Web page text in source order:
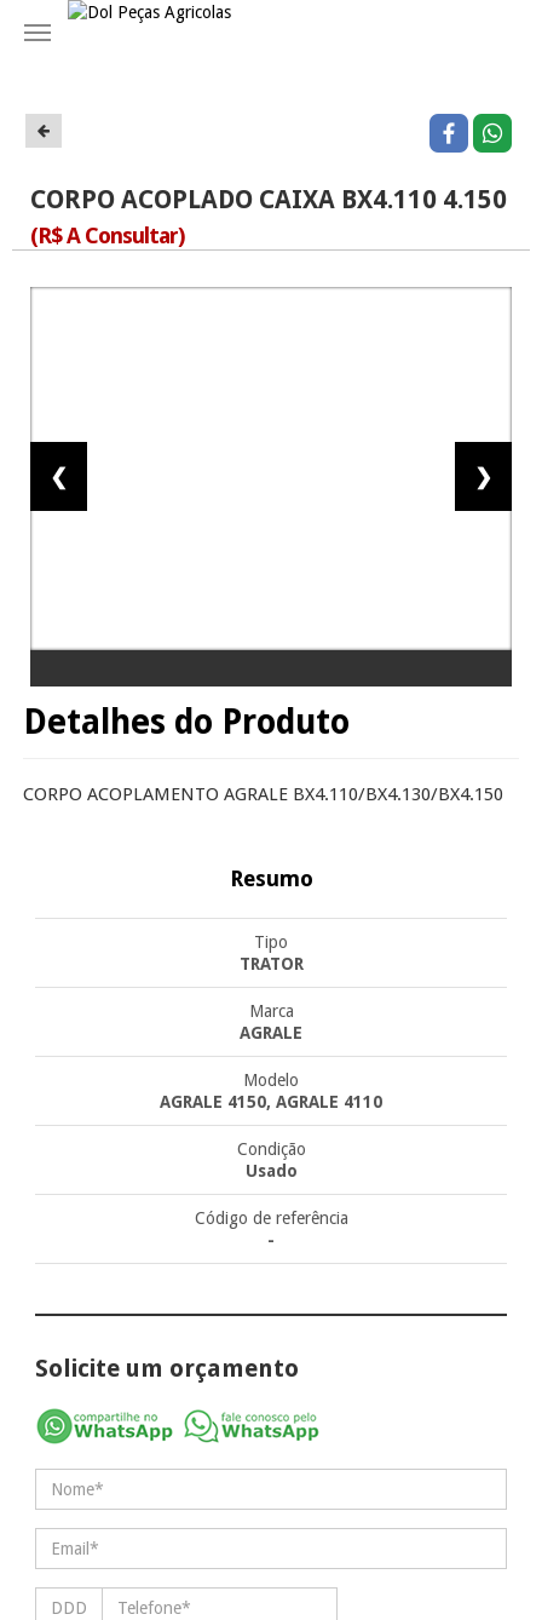
Navegação
CORPO ACOPLADO CAIXA BX4.110 4.150
(R$ A Consultar)
❮ ❯
Detalhes do Produto
CORPO ACOPLAMENTO AGRALE BX4.110/BX4.130/BX4.150
Resumo
Tipo
TRATOR
Marca
AGRALE
Modelo
AGRALE 4150, AGRALE 4110
Condição
Usado
Código de referência
-
Solicite um orçamento